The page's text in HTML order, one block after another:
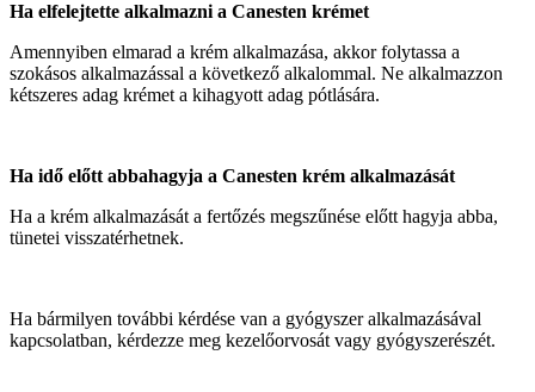
Ha elfelejtette alkalmazni a Canesten krémet
Amennyiben elmarad a krém alkalmazása, akkor folytassa a
szokásos alkalmazással a következő alkalommal. Ne alkalmazzon
kétszeres adag krémet a kihagyott adag pótlására.
Ha idő előtt abbahagyja a Canesten krém alkalmazását
Ha a krém alkalmazását a fertőzés megszűnése előtt hagyja abba,
tünetei visszatérhetnek.
Ha bármilyen további kérdése van a gyógyszer alkalmazásával
kapcsolatban, kérdezze meg kezelőorvosát vagy gyógyszerészét.